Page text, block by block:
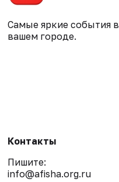
Самые яркие события в
вашем городе.
Контакты
Пишите:
info@afisha.org.ru